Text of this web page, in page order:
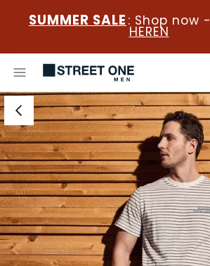
SUMMER SALE : Shop now -
HEREN